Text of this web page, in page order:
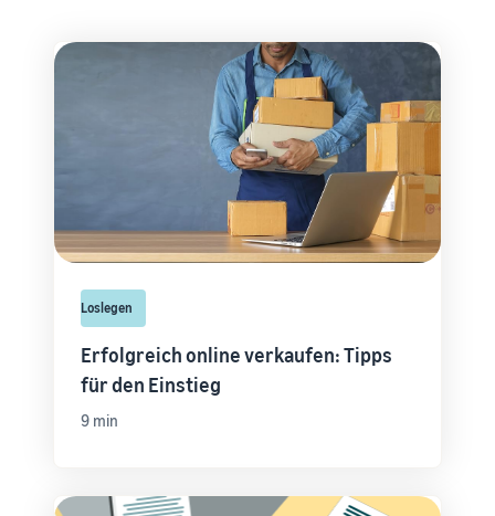
Loslegen
Erfolgreich online verkaufen: Tipps
für den Einstieg
9 min